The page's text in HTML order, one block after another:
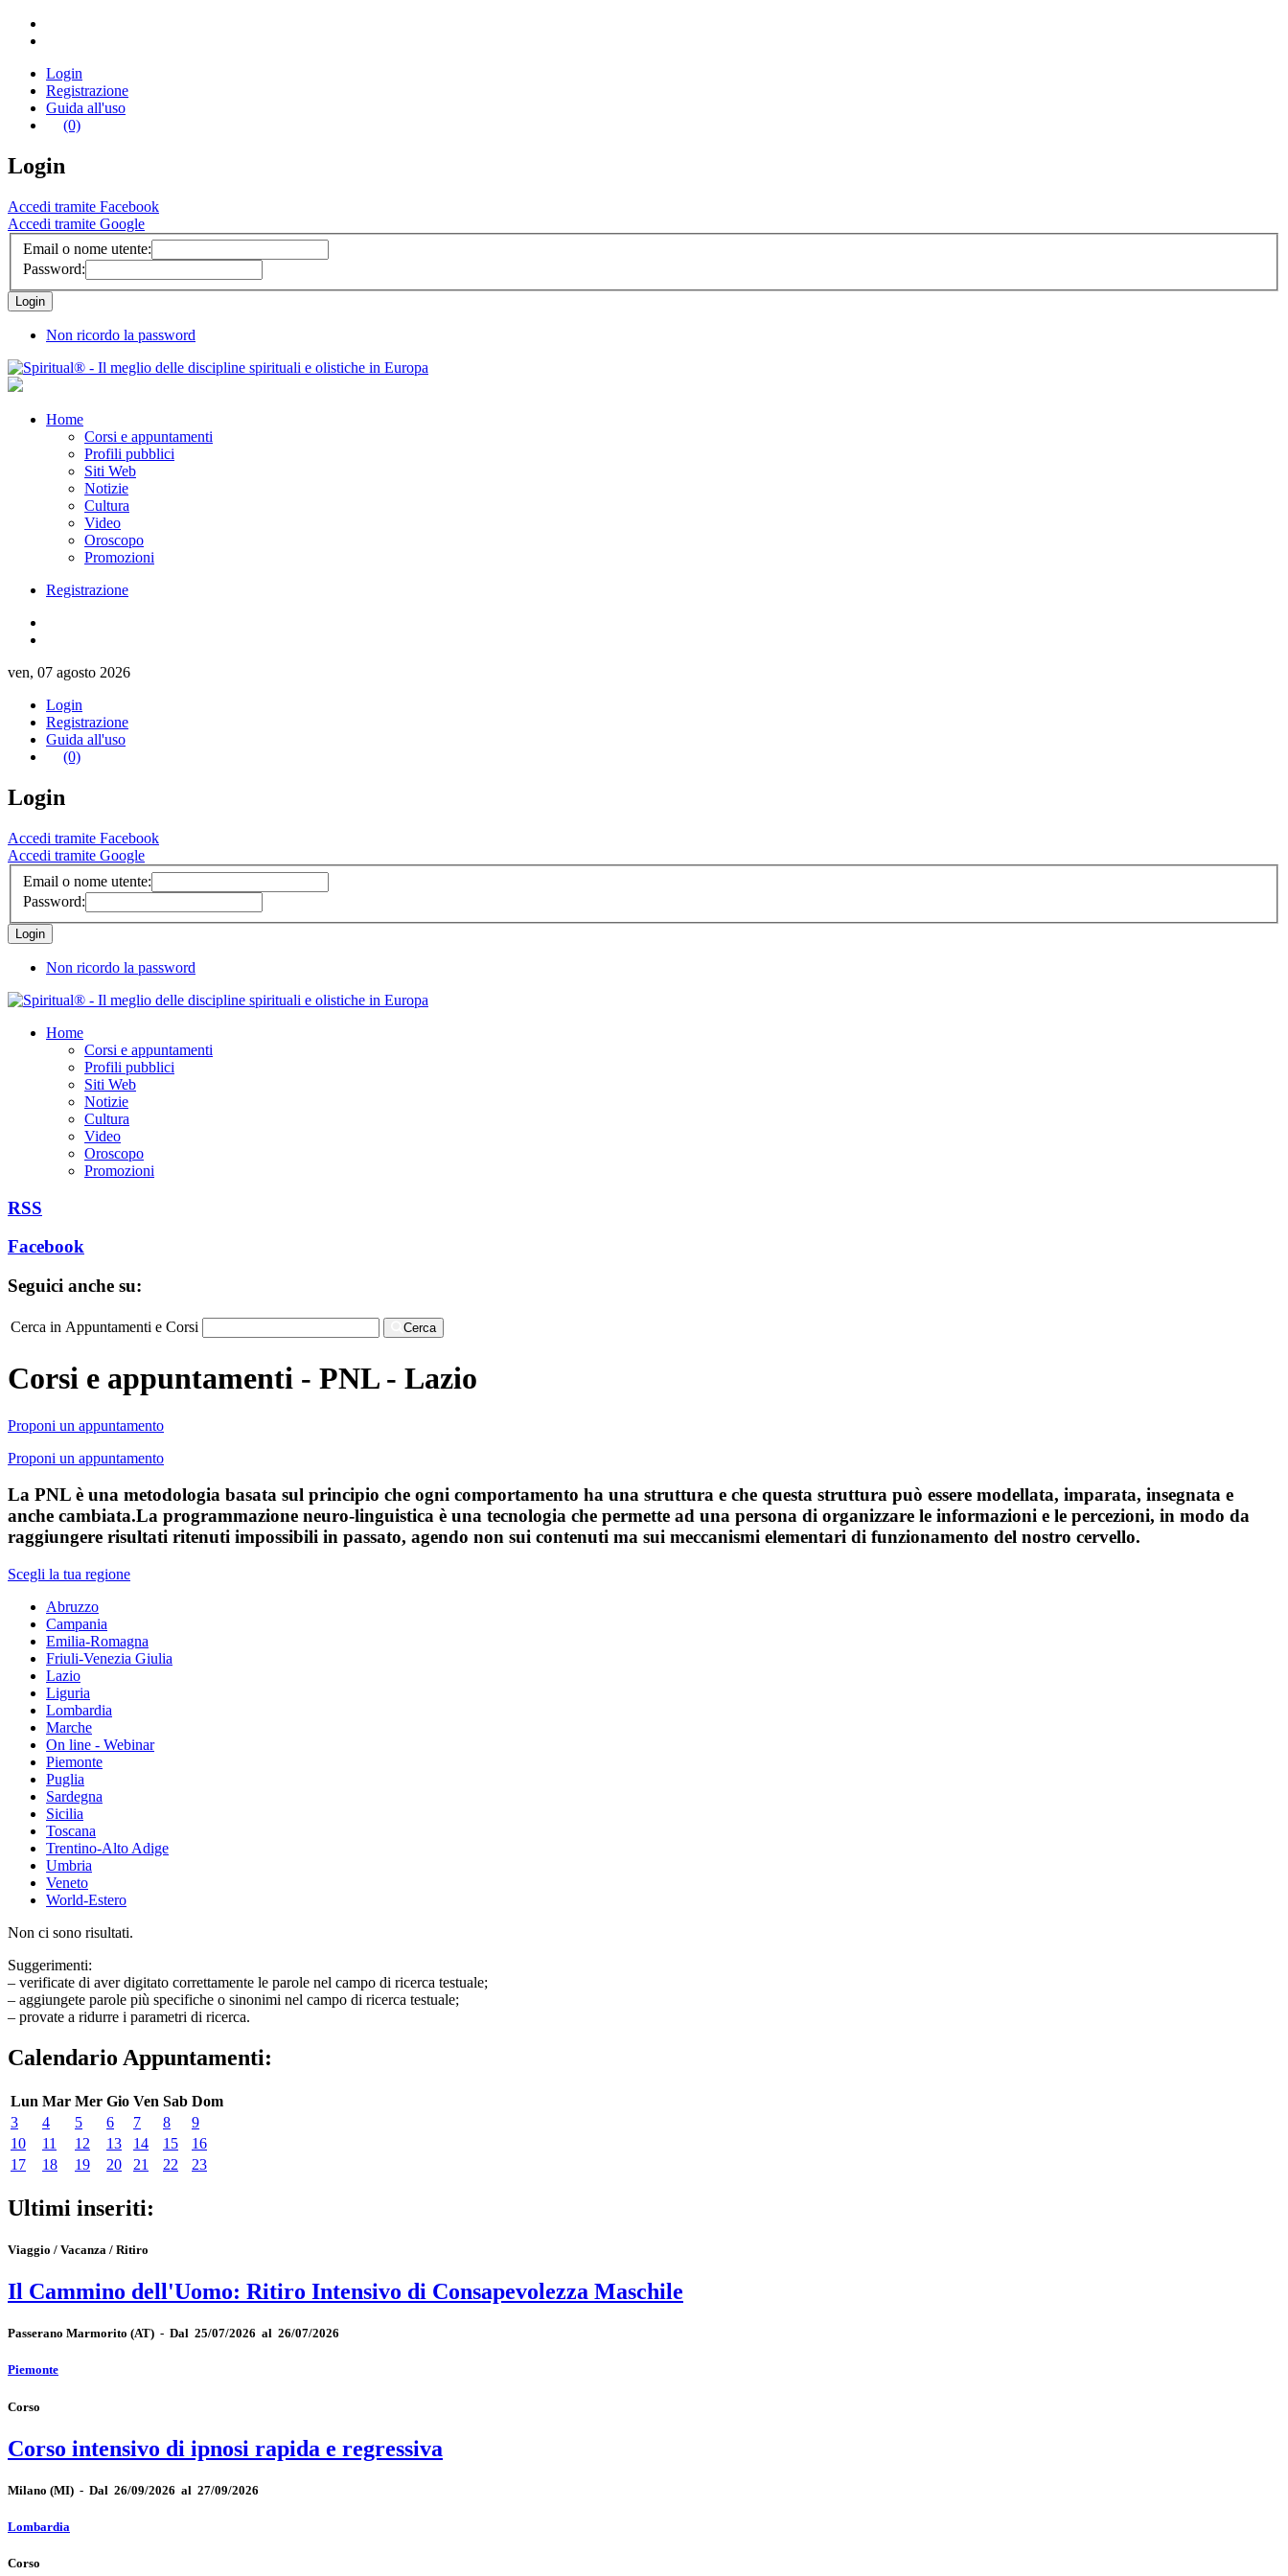
Login
Registrazione
Guida all'uso
(0)
Login
Accedi tramite Facebook
Accedi tramite Google
Email o nome utente:
Password:
Non ricordo la password
Home
Corsi e appuntamenti
Profili pubblici
Siti Web
Notizie
Cultura
Video
Oroscopo
Promozioni
Registrazione
ven, 07 agosto 2026
Login
Registrazione
Guida all'uso
(0)
Login
Accedi tramite Facebook
Accedi tramite Google
Email o nome utente:
Password:
Non ricordo la password
Home
Corsi e appuntamenti
Profili pubblici
Siti Web
Notizie
Cultura
Video
Oroscopo
Promozioni
RSS
Facebook
Seguici anche su:
Cerca in Appuntamenti e Corsi Cerca
Corsi e appuntamenti - PNL - Lazio
Proponi un appuntamento
Proponi un appuntamento
La PNL è una metodologia basata sul principio che ogni comportamento ha una struttura e che questa struttura può essere modellata, imparata, insegnata e
anche cambiata.La programmazione neuro-linguistica è una tecnologia che permette ad una persona di organizzare le informazioni e le percezioni, in modo da
raggiungere risultati ritenuti impossibili in passato, agendo non sui contenuti ma sui meccanismi elementari di funzionamento del nostro cervello.
Scegli la tua regione
Abruzzo
Campania
Emilia-Romagna
Friuli-Venezia Giulia
Lazio
Liguria
Lombardia
Marche
On line - Webinar
Piemonte
Puglia
Sardegna
Sicilia
Toscana
Trentino-Alto Adige
Umbria
Veneto
World-Estero
Non ci sono risultati.
Suggerimenti:
– verificate di aver digitato correttamente le parole nel campo di ricerca testuale;
– aggiungete parole più specifiche o sinonimi nel campo di ricerca testuale;
– provate a ridurre i parametri di ricerca.
Calendario Appuntamenti:
Lun Mar Mer Gio Ven Sab Dom
3
4 5 6 7 8
9
10
11 12 13 14 15
16
17
18 19 20 21 22 23
Ultimi inseriti:
Viaggio / Vacanza / Ritiro
Il Cammino dell'Uomo: Ritiro Intensivo di Consapevolezza Maschile
Passerano Marmorito (AT) - Dal 25/07/2026 al 26/07/2026
Piemonte
Corso
Corso intensivo di ipnosi rapida e regressiva
Milano (MI) - Dal 26/09/2026 al 27/09/2026
Lombardia
Corso